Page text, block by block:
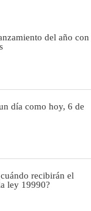
del año con
día como hoy, 6 de
recibirán el
ley 19990?